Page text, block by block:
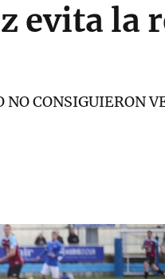
evita la
CONSIGUIERON